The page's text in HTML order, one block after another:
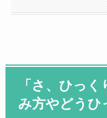
「さ、ひっ
み方やどうひ